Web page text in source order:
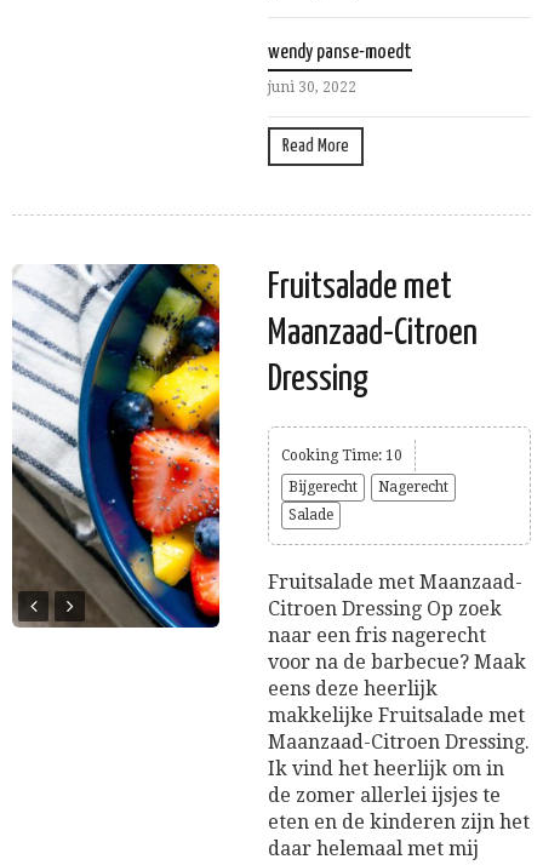
wendy panse-moedt
juni 30, 2022
Read More
Fruitsalade met
Maanzaad-Citroen
Dressing
Cooking Time: 10
Bijgerecht
Nagerecht
Salade
Fruitsalade met Maanzaad-
Citroen Dressing Op zoek
naar een fris nagerecht
voor na de barbecue? Maak
eens deze heerlijk
makkelijke Fruitsalade met
Maanzaad-Citroen Dressing.
Ik vind het heerlijk om in
de zomer allerlei ijsjes te
eten en de kinderen zijn het
daar helemaal met mij